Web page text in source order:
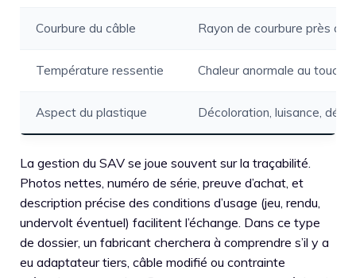
Courbure du câble Rayon de courbure près de
Température ressentie Chaleur anormale au
Aspect du plastique Décoloration, luisance,
La gestion du SAV se joue souvent sur la traçabilité.
Photos nettes, numéro de série, preuve d’achat, et
description précise des conditions d’usage (jeu, rendu,
undervolt éventuel) facilitent l’échange. Dans ce type
de dossier, un fabricant cherchera à comprendre s’il y a
eu adaptateur tiers, câble modifié ou contrainte